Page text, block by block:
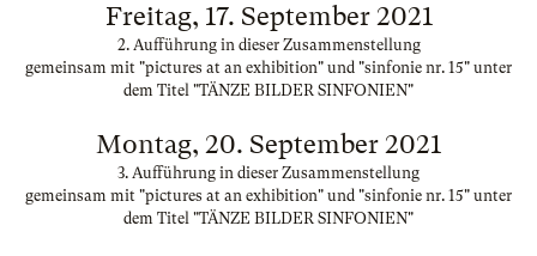
Freitag, 17. September 2021
2. Aufführung in dieser Zusammenstellung
gemeinsam mit "pictures at an exhibition" und "sinfonie nr. 15" unter
dem Titel "TÄNZE BILDER SINFONIEN"
Montag, 20. September 2021
3. Aufführung in dieser Zusammenstellung
gemeinsam mit "pictures at an exhibition" und "sinfonie nr. 15" unter
dem Titel "TÄNZE BILDER SINFONIEN"